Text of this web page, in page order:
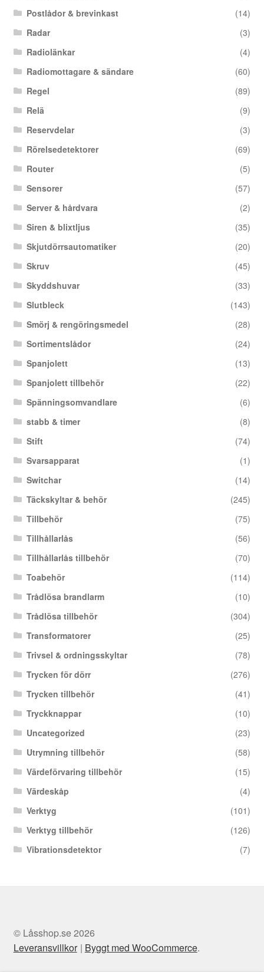
Postlådor & brevinkast
(14)
Radar
(3)
Radiolänkar
(4)
Radiomottagare & sändare
(60)
Regel
(89)
Relä
(9)
Reservdelar
(3)
Rörelsedetektorer
(69)
Router
(5)
Sensorer
(57)
Server & hårdvara
(2)
Siren & blixtljus
(35)
Skjutdörrsautomatiker
(20)
Skruv
(45)
Skyddshuvar
(33)
Slutbleck
(143)
Smörj & rengöringsmedel
(28)
Sortimentslådor
(24)
Spanjolett
(13)
Spanjolett tillbehör
(22)
Spänningsomvandlare
(6)
stabb & timer
(8)
Stift
(74)
Svarsapparat
(1)
Switchar
(14)
Täckskyltar & behör
(245)
Tillbehör
(75)
Tillhållarlås
(56)
Tillhållarlås tillbehör
(70)
Toabehör
(114)
Trådlösa brandlarm
(10)
Trådlösa tillbehör
(304)
Transformatorer
(25)
Trivsel & ordningsskyltar
(78)
Trycken för dörr
(276)
Trycken tillbehör
(41)
Tryckknappar
(10)
Uncategorized
(23)
Utrymning tillbehör
(58)
Värdeförvaring tillbehör
(15)
Värdeskåp
(4)
Verktyg
(101)
Verktyg tillbehör
(126)
Vibrationsdetektor
(7)
© Låsshop.se 2026
Leveransvillkor
Byggt med WooCommerce.